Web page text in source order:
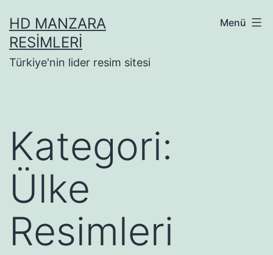
geçHD MANZARA
RESIMLERI
Türkiye'nin lider resim sitesi
Menü
Kategori:
Ülke
Resimleri